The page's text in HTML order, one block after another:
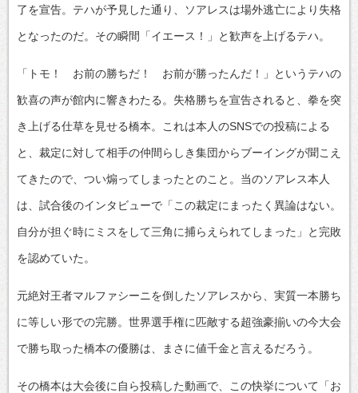
了を宣告。テハが予見した通り、ソアレスは場外逃亡により失格
となったのだ。その瞬間「イエース！」と歓声を上げるテハ。
「トモ！ お前の勝ちだ！ お前が勝ったんだ！」というテハの
歓喜の声が館内に響きわたる。失格勝ちを宣告されると、拳を突
き上げる仕草を見せる橋本。これは本人のSNSでの投稿による
と、裁定に対して相手の仲間らしき集団からブーイングが聞こえ
てきたので、つい煽ってしまったとのこと。当のソアレス本人
は、試合後のインタビューで「この裁定にまったく異論はない。
自分が担ぐ時にミスをして三角に捕らえられてしまった」と完敗
を認めていた。
元絶対王者マルファシーニを倒したソアレスから、実質一本勝ち
に等しい形での完勝。世界選手権に匹敵する超強豪揃いの今大会
で勝ち取った橋本の優勝は、まさに値千金と言えるだろう。
その橋本は大会後に自ら投稿した動画で、この快挙について「お